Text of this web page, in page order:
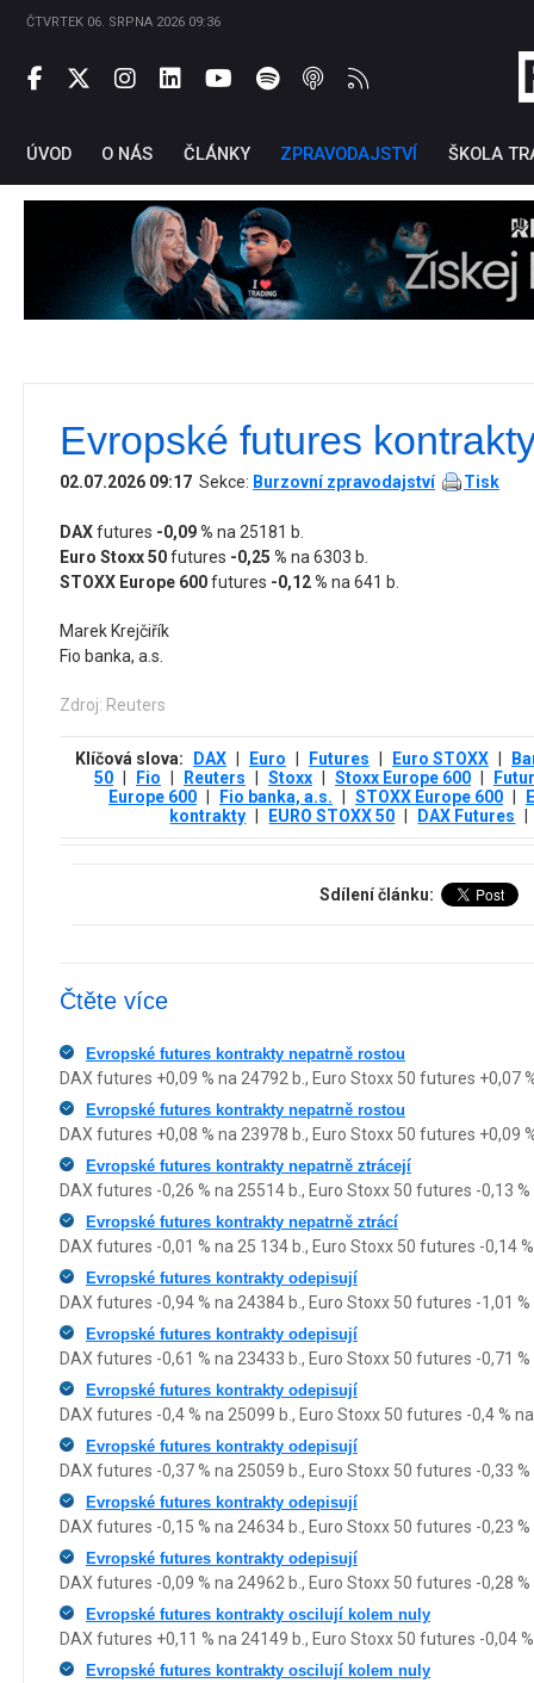
ČTVRTEK 06. SRPNA 2026 09:36
ÚVOD O NÁS ČLÁNKY ZPRAVODAJSTVÍ ŠKOLA
Evropské futures
02.07.2026 09:17 Sekce: Burzovní zpravodajství Tisk
DAXfutures -0,09 % na 25181 b.
Euro Stoxx 50futures -0,25 % na 6303 b.
STOXX Europe 600futures -0,12 % na 641 b.
Marek Krejčiřík
Fio banka, a.s.
Zdroj: Reuters
Klíčová slova: DAX Euro Futures Euro STOXX
50
Fio Reuters Stoxx Stoxx Europe 600
Europe 600
Fio banka, a.s. STOXX Europe 600
kontrakty
EURO STOXX 50 DAX Futures
Sdílení článku:
Čtěte více
Evropské futures kontrakty nepatrně rostou
DAX futures +0,09 % na 24792 b., Euro Stoxx 50 futures +0,07
Evropské futures kontrakty nepatrně rostou
DAX futures +0,08 % na 23978 b., Euro Stoxx 50 futures +0,09
Evropské futures kontrakty nepatrně ztrácejí
DAX futures -0,26 % na 25514 b., Euro Stoxx 50 futures -0,13
Evropské futures kontrakty nepatrně ztrácí
DAX futures -0,01 % na 25 134 b., Euro Stoxx 50 futures -0,14
Evropské futures kontrakty odepisují
DAX futures -0,94 % na 24384 b., Euro Stoxx 50 futures -1,01
Evropské futures kontrakty odepisují
DAX futures -0,61 % na 23433 b., Euro Stoxx 50 futures -0,71
Evropské futures kontrakty odepisují
DAX futures -0,4 % na 25099 b., Euro Stoxx 50 futures -0,4 %
Evropské futures kontrakty odepisují
DAX futures -0,37 % na 25059 b., Euro Stoxx 50 futures -0,33
Evropské futures kontrakty odepisují
DAX futures -0,15 % na 24634 b., Euro Stoxx 50 futures -0,23
Evropské futures kontrakty odepisují
DAX futures -0,09 % na 24962 b., Euro Stoxx 50 futures -0,28
Evropské futures kontrakty oscilují kolem nuly
DAX futures +0,11 % na 24149 b., Euro Stoxx 50 futures -0,04
Evropské futures kontrakty oscilují kolem nuly